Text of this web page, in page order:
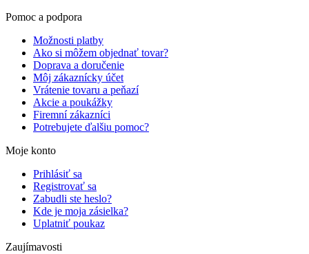
Pomoc a podpora
Možnosti platby
Ako si môžem objednať tovar?
Doprava a doručenie
Môj zákaznícky účet
Vrátenie tovaru a peňazí
Akcie a poukážky
Firemní zákazníci
Potrebujete ďalšiu pomoc?
Moje konto
Prihlásiť sa
Registrovať sa
Zabudli ste heslo?
Kde je moja zásielka?
Uplatniť poukaz
Zaujímavosti